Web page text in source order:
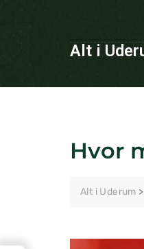
Alt i
Hvor
Alt i Uderum >